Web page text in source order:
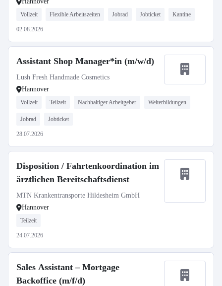
Vollzeit Flexible Arbeitszeiten Jobrad Jobticket Kantine
02.08.2026
Assistant Shop Manager*in (m/w/d)
Lush Fresh Handmade Cosmetics
Hannover
Vollzeit Teilzeit Nachhaltiger Arbeitgeber Weiterbildungen
Jobrad Jobticket
28.07.2026
Disposition / Fahrtenkoordination im
ärztlichen Bereitschaftsdienst
MTN Krankentransporte Hildesheim GmbH
Hannover
Teilzeit
24.07.2026
Sales Assistant – Mortgage
Backoffice (m/f/d)